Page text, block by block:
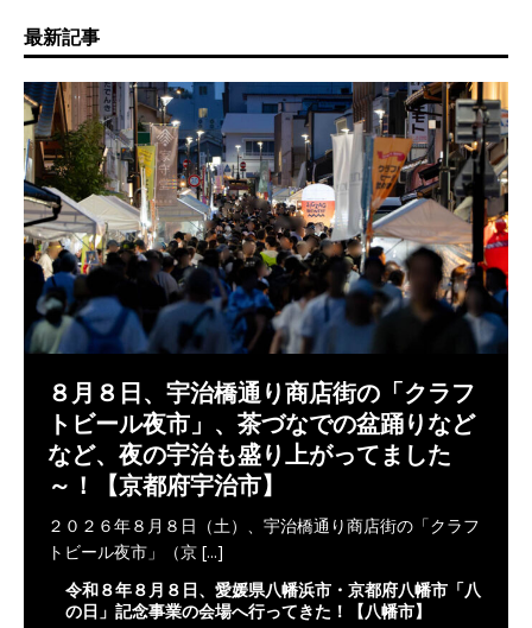
最新記事
８月８日、宇治橋通り商店街の「クラフ
トビール夜市」、茶づなでの盆踊りなど
など、夜の宇治も盛り上がってました
～！【京都府宇治市】
２０２６年８月８日（土）、宇治橋通り商店街の「クラフ
トビール夜市」（京 [...]
令和８年８月８日、愛媛県八幡浜市・京都府八幡市「八
の日」記念事業の会場へ行ってきた！【八幡市】